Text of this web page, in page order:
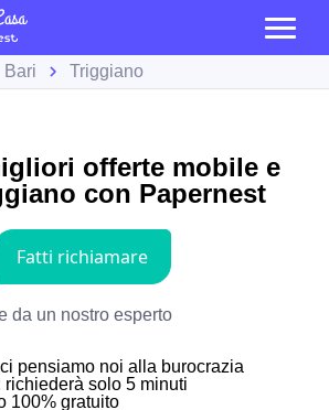
Bari Triggiano